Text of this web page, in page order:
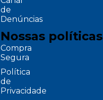
de
Denúncias
Nossas políticas
Compra
Segura
Política
de
Privacidade